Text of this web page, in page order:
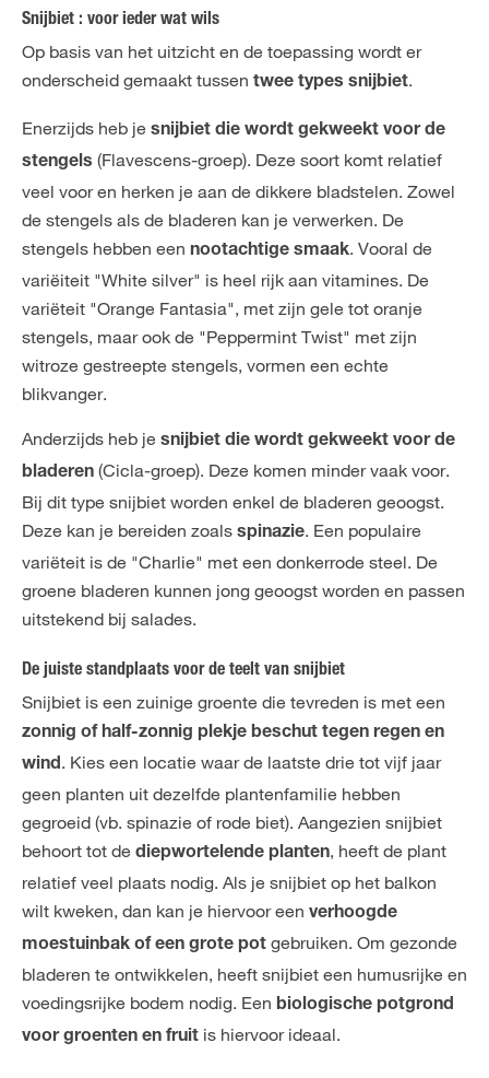
Snijbiet : voor ieder wat wils
Op basis van het uitzicht en de toepassing wordt er
onderscheid gemaakt tussen twee types snijbiet.
Enerzijds heb je snijbiet die wordt gekweekt voor de
stengels (Flavescens-groep). Deze soort komt relatief
veel voor en herken je aan de dikkere bladstelen. Zowel
de stengels als de bladeren kan je verwerken. De
stengels hebben een nootachtige smaak. Vooral de
variëiteit "White silver" is heel rijk aan vitamines. De
variëteit "Orange Fantasia", met zijn gele tot oranje
stengels, maar ook de "Peppermint Twist" met zijn
witroze gestreepte stengels, vormen een echte
blikvanger.
Anderzijds heb je snijbiet die wordt gekweekt voor de
bladeren (Cicla-groep). Deze komen minder vaak voor.
Bij dit type snijbiet worden enkel de bladeren geoogst.
Deze kan je bereiden zoals spinazie. Een populaire
variëteit is de "Charlie" met een donkerrode steel. De
groene bladeren kunnen jong geoogst worden en passen
uitstekend bij salades.
De juiste standplaats voor de teelt van snijbiet
Snijbiet is een zuinige groente die tevreden is met een
zonnig of half-zonnig plekje beschut tegen regen en
wind. Kies een locatie waar de laatste drie tot vijf jaar
geen planten uit dezelfde plantenfamilie hebben
gegroeid (vb. spinazie of rode biet). Aangezien snijbiet
behoort tot de diepwortelende planten, heeft de plant
relatief veel plaats nodig. Als je snijbiet op het balkon
wilt kweken, dan kan je hiervoor een verhoogde
moestuinbak of een grote pot gebruiken. Om gezonde
bladeren te ontwikkelen, heeft snijbiet een humusrijke en
voedingsrijke bodem nodig. Een biologische potgrond
voor groenten en fruit is hiervoor ideaal.